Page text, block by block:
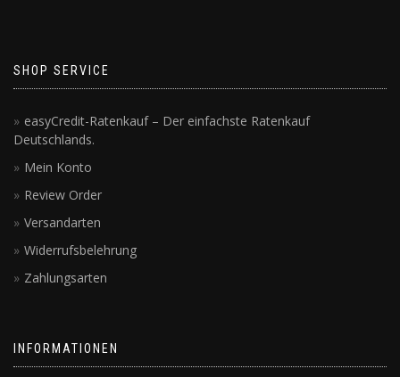
SHOP SERVICE
easyCredit-Ratenkauf – Der einfachste Ratenkauf
Deutschlands.
Mein Konto
Review Order
Versandarten
Widerrufsbelehrung
Zahlungsarten
INFORMATIONEN